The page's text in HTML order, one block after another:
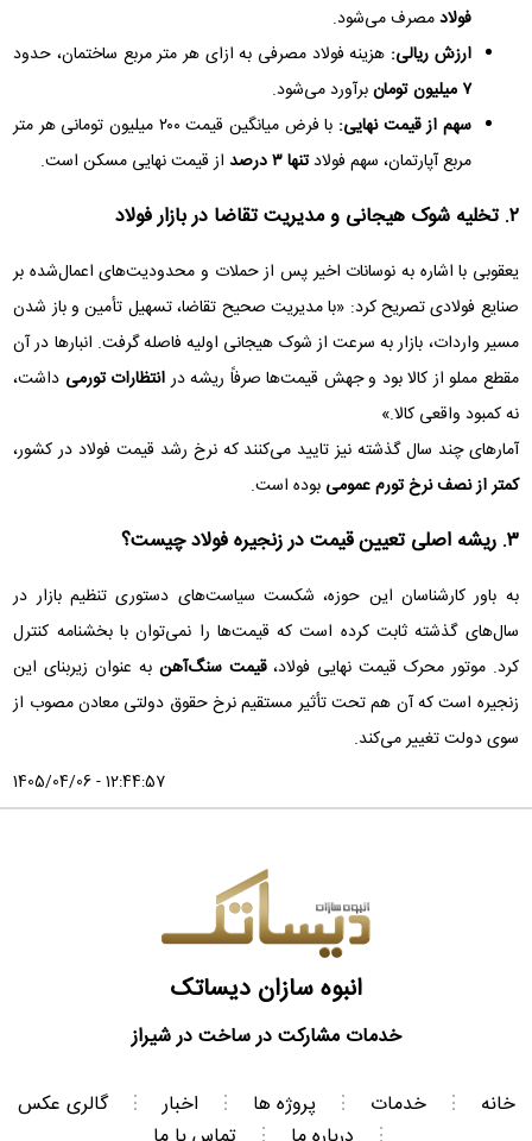
فولادمصرف می‌شود.
ارزش ریالی: هزینه فولاد مصرفی به ازای هر متر مربع ساختمان، حدود
۷ میلیون تومان
برآورد می‌شود.
سهم از قیمت نهایی:
با فرض میانگین قیمت ۲۰۰ میلیون تومانی هر متر
مربع آپارتمان، سهم فولادتنها ۳ درصد از قیمت نهایی مسکن است.
۲. تخلیه شوک هیجانی و مدیریت تقاضا در بازار فولاد
یعقوبی با اشاره به نوسانات اخیر پس از حملات و محدودیت‌های اعمال‌شده بر
صنایع فولادی تصریح کرد: «با مدیریت صحیح تقاضا، تسهیل تأمین و باز شدن
مسیر واردات، بازار به سرعت از شوک هیجانی اولیه فاصله گرفت. انبارها در آن
مقطع مملو از کالا بود و جهش قیمت‌ها صرفاً ریشه درانتظارات تورمی داشت،
نه کمبود واقعی کالا.»
آمارهای چند سال گذشته نیز تایید می‌کنند که نرخ رشد قیمت فولاد در کشور،
کمتر از نصف نرخ تورم عمومی بوده است.
۳. ریشه اصلی تعیین قیمت در زنجیره فولاد چیست؟
به باور کارشناسان این حوزه، شکست سیاست‌های دستوری تنظیم بازار در
سال‌های گذشته ثابت کرده است که قیمت‌ها را نمی‌توان با بخشنامه کنترل
کرد. موتور محرک قیمت نهایی فولاد،قیمت سنگ‌آهن به عنوان زیربنای این
زنجیره است که آن هم تحت تأثیر مستقیم نرخ حقوق دولتی معادن مصوب از
سوی دولت تغییر می‌کند.
1405/04/06 - 12:44:57
انبوه سازان دیساتک
خدمات مشارکت در ساخت در شیراز
خانه ⋮ خدمات ⋮ پروژه ها ⋮ اخبار ⋮
گالری عکس